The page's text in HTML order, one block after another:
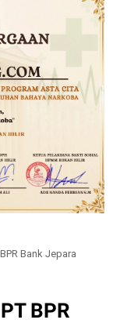
Bank Jepara
BPR